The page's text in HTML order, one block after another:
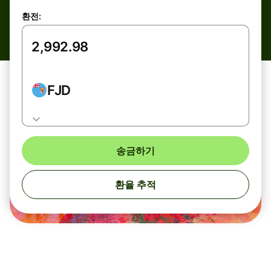
환전:
FJD
송금하기
환율 추적